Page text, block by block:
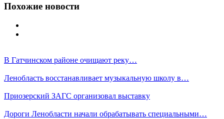
Похожие новости
В Гатчинском районе очищают реку…
Ленобласть восстанавливает музыкальную школу в…
Приозерский ЗАГС организовал выставку
Дороги Ленобласти начали обрабатывать специальными…